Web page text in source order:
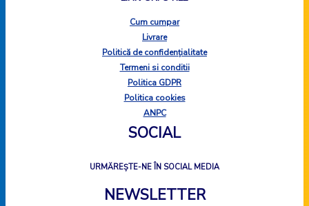
Cum cumpar
Livrare
Politică de confidențialitate
Termeni si conditii
Politica GDPR
Politica cookies
ANPC
SOCIAL
URMĂREȘTE-NE ÎN SOCIAL MEDIA
NEWSLETTER